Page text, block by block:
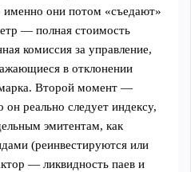
именно они потом «съедают»
— полная стоимость
комиссия за управление,
в отклонении
Второй момент —
он реально следует индексу,
эмитентам, как
(реинвестируются или
— ликвидность паев и